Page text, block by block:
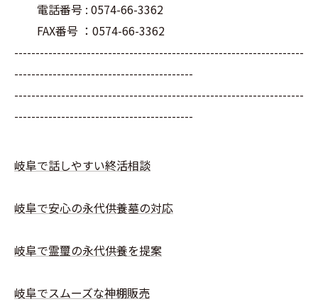
電話番号 : 0574-66-3362
FAX番号 ：0574-66-3362
--------------------------------------------------------------------
------------------------------------------
--------------------------------------------------------------------
------------------------------------------
岐阜で話しやすい終活相談
岐阜で安心の永代供養墓の対応
岐阜で霊璽の永代供養を提案
岐阜でスムーズな神棚販売